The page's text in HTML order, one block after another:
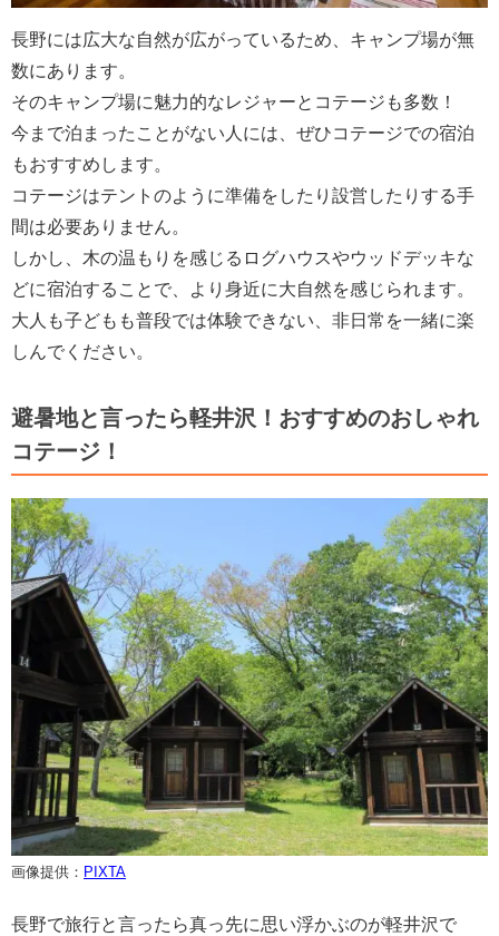
長野には広大な自然が広がっているため、キャンプ場が無
数にあります。
そのキャンプ場に魅力的なレジャーとコテージも多数！
今まで泊まったことがない人には、ぜひコテージでの宿泊
もおすすめします。
コテージはテントのように準備をしたり設営したりする手
間は必要ありません。
しかし、木の温もりを感じるログハウスやウッドデッキな
どに宿泊することで、より身近に大自然を感じられます。
大人も子どもも普段では体験できない、非日常を一緒に楽
しんでください。
避暑地と言ったら軽井沢！おすすめのおしゃれ
コテージ！
画像提供： PIXTA
長野で旅行と言ったら真っ先に思い浮かぶのが軽井沢で